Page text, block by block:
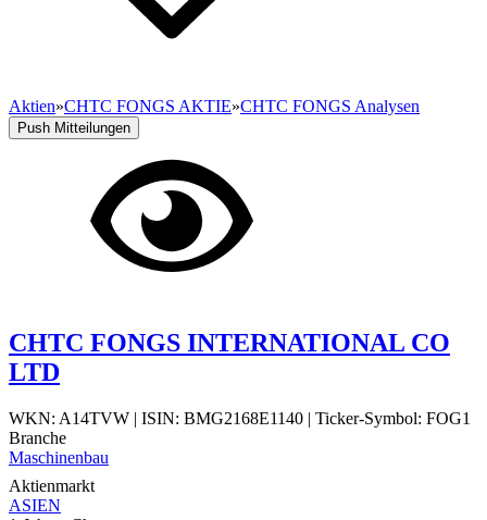
Aktien»CHTC FONGS AKTIE»CHTC FONGS Analysen
Push Mitteilungen
CHTC FONGS INTERNATIONAL CO
LTD
WKN: A14TVW | ISIN: BMG2168E1140 | Ticker-Symbol: FOG1
Branche
Maschinenbau
Aktienmarkt
ASIEN